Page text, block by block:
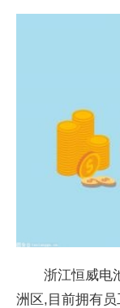
浙江恒威电
洲区,目前拥有